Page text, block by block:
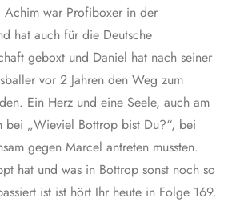
Achim war Profiboxer in der
hat auch für die Deutsche
geboxt und Daniel hat nach seiner
vor 2 Jahren den Weg zum
Ein Herz und eine Seele, auch am
bei „Wieviel Bottrop bist Du?“, bei
gegen Marcel antreten mussten.
hat und was in Bottrop sonst noch so
ist ist hört Ihr heute in Folge 169.